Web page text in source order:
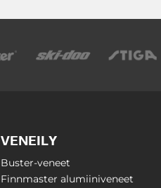
VENEILY
Buster-veneet
Finnmaster alumiiniveneet